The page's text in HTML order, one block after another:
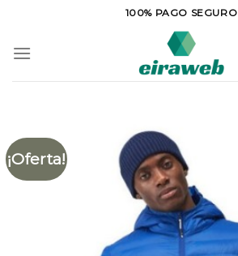
contenido
100% PAGO SEGURO
¡Oferta!